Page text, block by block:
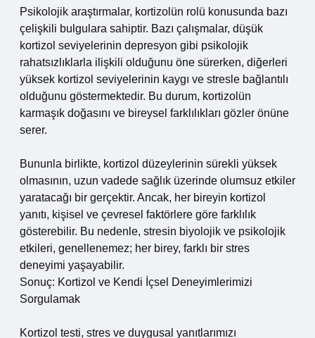
Psikolojik araştırmalar, kortizolün rolü konusunda bazı
çelişkili bulgulara sahiptir. Bazı çalışmalar, düşük
kortizol seviyelerinin depresyon gibi psikolojik
rahatsızlıklarla ilişkili olduğunu öne sürerken, diğerleri
yüksek kortizol seviyelerinin kaygı ve stresle bağlantılı
olduğunu göstermektedir. Bu durum, kortizolün
karmaşık doğasını ve bireysel farklılıkları gözler önüne
serer.
Bununla birlikte, kortizol düzeylerinin sürekli yüksek
olmasının, uzun vadede sağlık üzerinde olumsuz etkiler
yaratacağı bir gerçektir. Ancak, her bireyin kortizol
yanıtı, kişisel ve çevresel faktörlere göre farklılık
gösterebilir. Bu nedenle, stresin biyolojik ve psikolojik
etkileri, genellenemez; her birey, farklı bir stres
deneyimi yaşayabilir.
Sonuç: Kortizol ve Kendi İçsel Deneyimlerimizi
Sorgulamak
Kortizol testi, stres ve duygusal yanıtlarımızı